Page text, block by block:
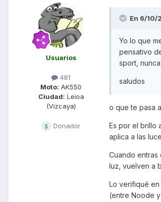
Usuarios
481
Moto: AK550
Ciudad: Leioa
(Vizcaya)
Donador
En 6/10/
Yo lo que
pensativo
sport,
saludos
o que te pasa
Es por el brillo
aplica a las
Cuando entras
luz, vuelven a
Lo verifiqué
(entre Noode